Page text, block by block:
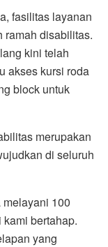
fasilitas layanan
ramah disabilitas.
kini telah
akses kursi roda
block untuk
merupakan
di seluruh
100
bertahap.
yang